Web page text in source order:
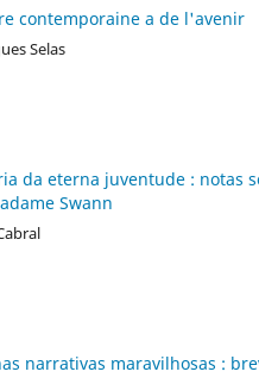
contemporaine a de l'avenir
Selas
da eterna juventude : notas
Swann
narrativas maravilhosas :